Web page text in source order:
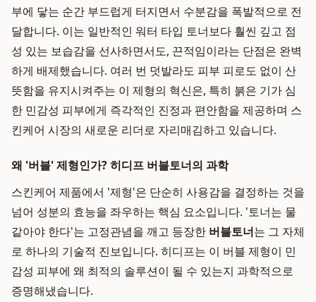
부에 닿는 순간 부드럽게 터지면서 수분감을 폭발적으로 전
달합니다. 이는 일반적인 워터 타입 토너보다 훨씬 깊고 점
성 있는 보습감을 선사하면서도, 끈적임이라는 단점은 완벽
하게 배제했습니다. 여러 번 덧발라도 피부 피로도 없이 산
뜻함을 유지시켜주는 이 제형의 혁신은, 특히 붉은 기가 심
한 민감성 피부에게 즉각적인 진정과 편안함을 제공하며 스
킨케어 시장의 새로운 리더로 자리매김하고 있습니다.
왜 '버블' 제형인가? 히디프 버블토너의 과학
스킨케어 제품에서 '제형'은 단순히 사용감을 결정하는 것을
넘어 성분의 효능을 좌우하는 핵심 요소입니다. '토너는 물
같아야 한다'는 고정관념을 깨고 등장한 버블토너는 그 자체
로 하나의 기술적 진보입니다. 히디프는 이 버블 제형이 민
감성 피부에 왜 최적의 솔루션이 될 수 있는지 과학적으로
증명해냈습니다.